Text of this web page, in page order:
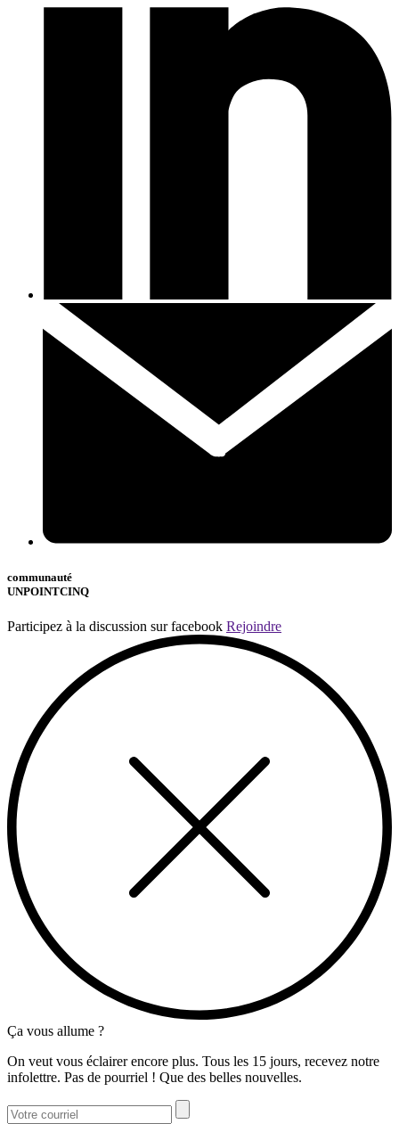
communauté
UNPOINTCINQ
Participez à la discussion sur facebook Rejoindre
Ça vous allume ?
On veut vous éclairer encore plus. Tous les 15 jours, recevez notre
infolettre. Pas de pourriel ! Que des belles nouvelles.